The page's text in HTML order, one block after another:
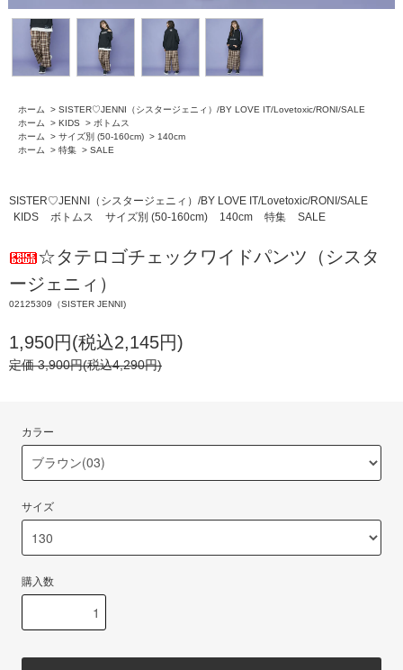
ホーム > SISTER♡JENNI（シスタージェニィ）/BY LOVE IT/Lovetoxic/RONI/SALE
ホーム
> KIDS > ボトムス
ホーム
> サイズ別 (50-160cm) > 140cm
ホーム
> 特集 > SALE
SISTER♡JENNI（シスタージェニィ）/BY LOVE IT/Lovetoxic/RONI/SALE
KIDS
ボトムス サイズ別 (50-160cm) 140cm 特集 SALE
☆タテロゴチェックワイドパンツ（シスタ
ージェニィ）
02125309（SISTER JENNI)
1,950円(税込2,145円)
定価 3,900円(税込4,290円)
カラー
サイズ
購入数